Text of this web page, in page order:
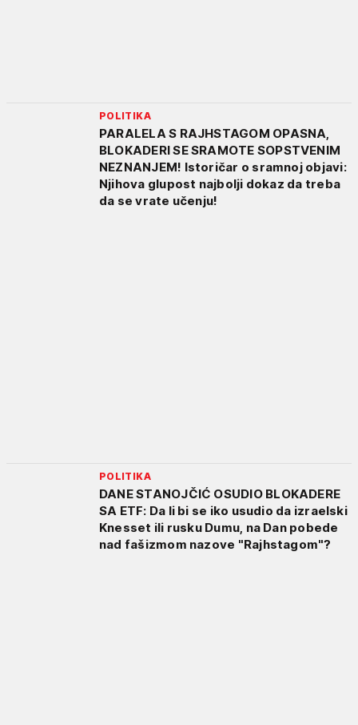
POLITIKA
PARALELA S RAJHSTAGOM OPASNA,
BLOKADERI SE SRAMOTE SOPSTVENIM
NEZNANJEM! Istoričar o sramnoj objavi:
Njihova glupost najbolji dokaz da treba
da se vrate učenju!
POLITIKA
DANE STANOJČIĆ OSUDIO BLOKADERE
SA ETF: Da li bi se iko usudio da izraelski
Knesset ili rusku Dumu, na Dan pobede
nad fašizmom nazove "Rajhstagom"?